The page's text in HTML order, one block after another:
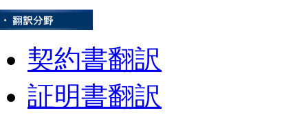
契約書翻訳
証明書翻訳